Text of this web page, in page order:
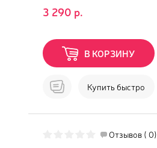
3 290 р.
В КОРЗИНУ
Купить быстро
Отзывов ( 0)